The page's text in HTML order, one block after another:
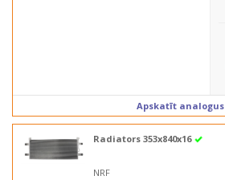
Apskatīt analogus
Radiators 353x840x16
NRF